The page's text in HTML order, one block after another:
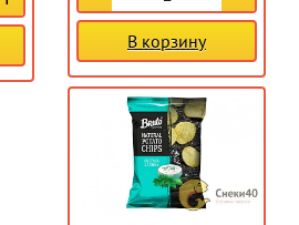
В корзину